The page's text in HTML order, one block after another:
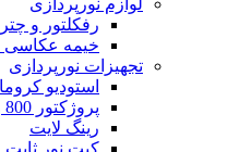
لوازم نورپردازی
رفکلتور و چتر
خیمه عکاسی
تجهیزات نورپردازی
استودیو
پروژکتور 800 و 1000
رینگ لایت
کیت نور ثابت